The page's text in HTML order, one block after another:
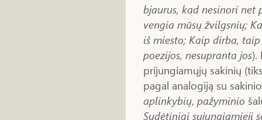
bjaurus, kad nesinori net
vengia mūsų žvilgsnių;
iš miesto; Kaip dirba,
poezijos, nesupranta jos).
prijungiamųjų sakinių
pagal analogiją su
aplinkybių, pažyminio
Sudėtiniai sujungiamieji